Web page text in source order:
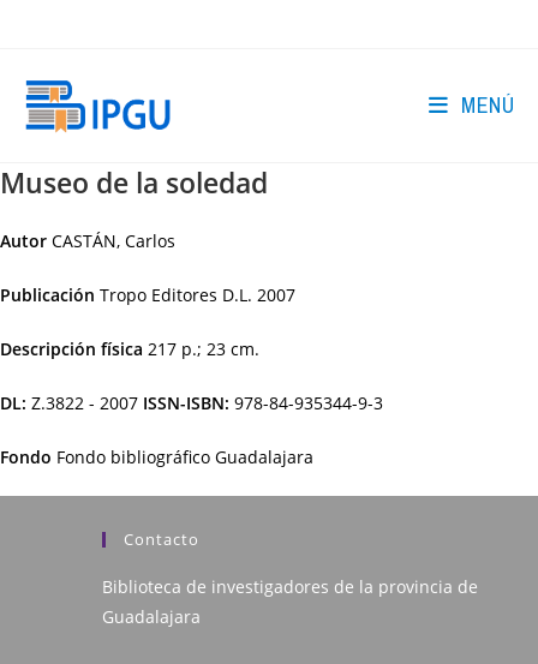
MENÚ
Museo de la soledad
Autor CASTÁN, Carlos
Publicación Tropo Editores D.L. 2007
Descripción física 217 p.; 23 cm.
DL: Z.3822 - 2007 ISSN-ISBN: 978-84-935344-9-3
Fondo Fondo bibliográfico Guadalajara
Contacto
Biblioteca de investigadores de la provincia de
Guadalajara